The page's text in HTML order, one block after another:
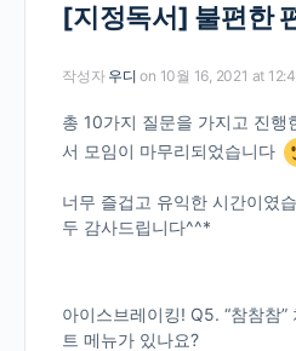
[지정독서] 불편한
작성자 우디 on 10월 16, 2021 at
총 10가지 질문을 가지고 진행
서 모임이 마무리되었습니다
너무 즐겁고 유익한 시간이였
두 감사드립니다^^*
아이스브레이킹! Q5. “참참참
트 메뉴가 있나요?